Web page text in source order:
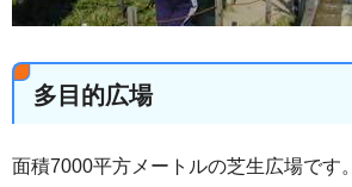
多目的広場
面積7000平方メートルの芝生広場です。